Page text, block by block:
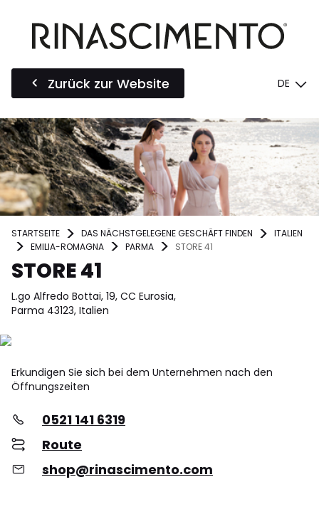
Zurück zur Website DE
STARTSEITE DAS NÄCHSTGELEGENE GESCHÄFT FINDEN
ITALIEN
EMILIA-ROMAGNA
PARMA STORE 41
STORE 41
L.go Alfredo Bottai, 19, CC Eurosia,
Parma 43123, Italien
Erkundigen Sie sich bei dem Unternehmen nach den
Öffnungszeiten
0521 141 6319
Route
shop@rinascimento.com